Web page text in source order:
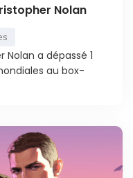
Nolan
Nolan a dépassé 1
au box-